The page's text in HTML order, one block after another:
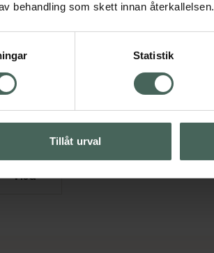
behandling som skett innan återkallelsen.
Statistik
Tillåt urval
Visa